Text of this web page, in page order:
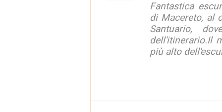
Fantastica
di Macereto, al
Santuario,
dell'itinerario.Il
più alto